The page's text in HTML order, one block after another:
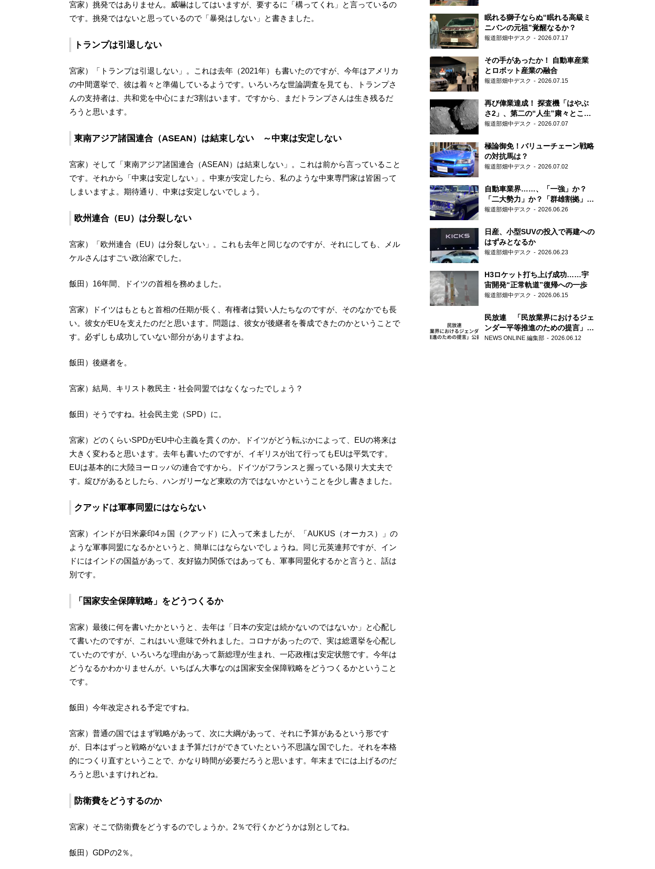
宮家）挑発ではありません。威嚇はしてはいますが、要するに「構ってくれ」と言っているの
です。挑発ではないと思っているので「暴発はしない」と書きました。
トランプは引退しない
宮家）「トランプは引退しない」。これは去年（2021年）も書いたのですが、今年はアメリカ
の中間選挙で、彼は着々と準備しているようです。いろいろな世論調査を見ても、トランプさ
んの支持者は、共和党を中心にまだ3割はいます。ですから、まだトランプさんは生き残るだ
ろうと思います。
東南アジア諸国連合（ASEAN）は結束しない ～中東は安定しない
宮家）そして「東南アジア諸国連合（ASEAN）は結束しない」。これは前から言っていること
です。それから「中東は安定しない」。中東が安定したら、私のような中東専門家は皆困って
しまいますよ。期待通り、中東は安定しないでしょう。
欧州連合（EU）は分裂しない
宮家）「欧州連合（EU）は分裂しない」。これも去年と同じなのですが、それにしても、メル
ケルさんはすごい政治家でした。
飯田）16年間、ドイツの首相を務めました。
宮家）ドイツはもともと首相の任期が長く、有権者は賢い人たちなのですが、そのなかでも長
い。彼女がEUを支えたのだと思います。問題は、彼女が後継者を養成できたのかということで
す。必ずしも成功していない部分がありますよね。
飯田）後継者を。
宮家）結局、キリスト教民主・社会同盟ではなくなったでしょう？
飯田）そうですね。社会民主党（SPD）に。
宮家）どのくらいSPDがEU中心主義を貫くのか。ドイツがどう転ぶかによって、EUの将来は
大きく変わると思います。去年も書いたのですが、イギリスが出て行ってもEUは平気です。
EUは基本的に大陸ヨーロッパの連合ですから。ドイツがフランスと握っている限り大丈夫で
す。綻びがあるとしたら、ハンガリーなど東欧の方ではないかということを少し書きました。
クアッドは軍事同盟にはならない
宮家）インドが日米豪印4ヵ国（クアッド）に入って来ましたが、「AUKUS（オーカス）」の
ような軍事同盟になるかというと、簡単にはならないでしょうね。同じ元英連邦ですが、イン
ドにはインドの国益があって、友好協力関係ではあっても、軍事同盟化するかと言うと、話は
別です。
「国家安全保障戦略」をどうつくるか
宮家）最後に何を書いたかというと、去年は「日本の安定は続かないのではないか」と心配し
て書いたのですが、これはいい意味で外れました。コロナがあったので、実は総選挙を心配し
ていたのですが、いろいろな理由があって新総理が生まれ、一応政権は安定状態です。今年は
どうなるかわかりませんが。いちばん大事なのは国家安全保障戦略をどうつくるかということ
です。
飯田）今年改定される予定ですね。
宮家）普通の国ではまず戦略があって、次に大綱があって、それに予算があるという形です
が、日本はずっと戦略がないまま予算だけができていたという不思議な国でした。それを本格
的につくり直すということで、かなり時間が必要だろうと思います。年末までには上げるのだ
ろうと思いますけれどね。
防衛費をどうするのか
宮家）そこで防衛費をどうするのでしょうか。2％で行くかどうかは別としてね。
飯田）GDPの2％。
眠れる獅子ならぬ“眠れる高級ミ
ニバンの元祖”覚醒なるか？
報道部畑中デスク 2026.07.17
その手があったか！ 自動車産業
とロボット産業の融合
報道部畑中デスク 2026.07.15
再び偉業達成！ 探査機「はやぶ
さ2」、第二の“人生”粛々とこな
す
報道部畑中デスク 2026.07.07
極論御免！バリューチェーン戦略
の対抗馬は？
報道部畑中デスク 2026.07.02
自動車業界……、「一強」か？
「二大勢力」か？「群雄割拠」
か？
報道部畑中デスク 2026.06.26
日産、小型SUVの投入で再建への
はずみとなるか
報道部畑中デスク 2026.06.23
H3ロケット打ち上げ成功……宇
宙開発“正常軌道”復帰への一歩
報道部畑中デスク 2026.06.15
民放連 「民放業界におけるジェ
ンダー平等推進のための提言」を
公表
NEWS ONLINE 編集部 2026.06.12